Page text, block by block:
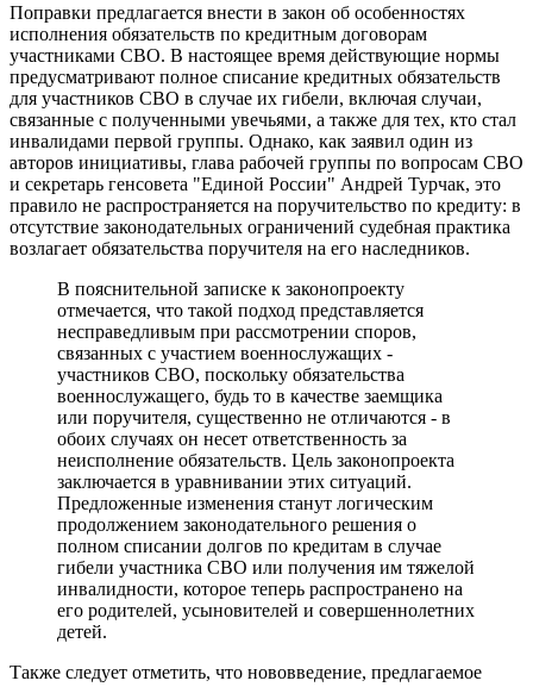
Поправки предлагается внести в закон об особенностях
исполнения обязательств по кредитным договорам
участниками СВО. В настоящее время действующие нормы
предусматривают полное списание кредитных обязательств
для участников СВО в случае их гибели, включая случаи,
связанные с полученными увечьями, а также для тех, кто стал
инвалидами первой группы. Однако, как заявил один из
авторов инициативы, глава рабочей группы по вопросам СВО
и секретарь генсовета "Единой России" Андрей Турчак, это
правило не распространяется на поручительство по кредиту: в
отсутствие законодательных ограничений судебная практика
возлагает обязательства поручителя на его наследников.
В пояснительной записке к законопроекту
отмечается, что такой подход представляется
несправедливым при рассмотрении споров,
связанных с участием военнослужащих -
участников СВО, поскольку обязательства
военнослужащего, будь то в качестве заемщика
или поручителя, существенно не отличаются - в
обоих случаях он несет ответственность за
неисполнение обязательств. Цель законопроекта
заключается в уравнивании этих ситуаций.
Предложенные изменения станут логическим
продолжением законодательного решения о
полном списании долгов по кредитам в случае
гибели участника СВО или получения им тяжелой
инвалидности, которое теперь распространено на
его родителей, усыновителей и совершеннолетних
детей.
Также следует отметить, что нововведение, предлагаемое